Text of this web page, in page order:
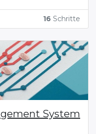
16 Schritte
System